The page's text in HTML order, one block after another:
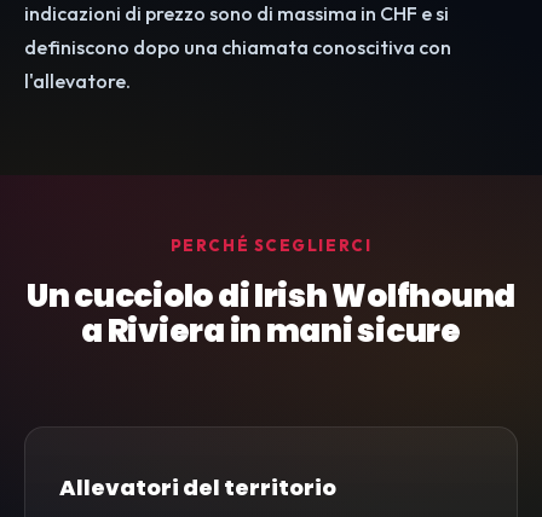
indicazioni di prezzo sono di massima in CHF e si
definiscono dopo una chiamata conoscitiva con
l'allevatore.
PERCHÉ SCEGLIERCI
Un cucciolo di Irish Wolfhound
a Riviera in mani sicure
Allevatori del territorio